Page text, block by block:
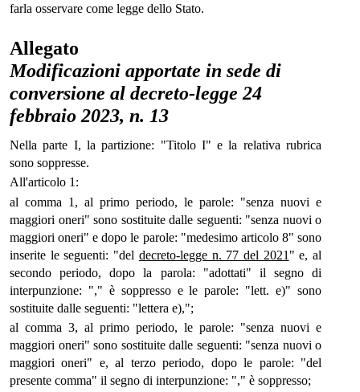
farla osservare come legge dello Stato.
Allegato
Modificazioni apportate in sede di
conversione al decreto-legge 24
febbraio 2023, n. 13
Nella parte I, la partizione: "Titolo I" e la relativa rubrica
sono soppresse.
All'articolo 1:
al comma 1, al primo periodo, le parole: "senza nuovi e
maggiori oneri" sono sostituite dalle seguenti: "senza nuovi o
maggiori oneri" e dopo le parole: "medesimo articolo 8" sono
inserite le seguenti: "del decreto-legge n. 77 del 2021 " e, al
secondo periodo, dopo la parola: "adottati" il segno di
interpunzione: "," è soppresso e le parole: "lett. e)" sono
sostituite dalle seguenti: "lettera e),";
al comma 3, al primo periodo, le parole: "senza nuovi e
maggiori oneri" sono sostituite dalle seguenti: "senza nuovi o
maggiori oneri" e, al terzo periodo, dopo le parole: "del
presente comma" il segno di interpunzione: "," è soppresso;